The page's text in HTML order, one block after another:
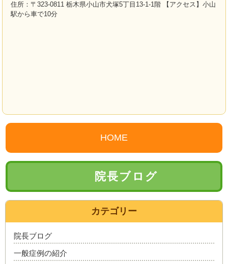
住所：〒323-0811 栃木県小山市犬塚5丁目13-1-1階 【アクセス】小山
駅から車で10分
HOME
院長ブログ
カテゴリー
院長ブログ
一般症例の紹介